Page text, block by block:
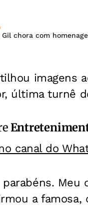
Gil chora com
imagens
última turnê
canal do
parabéns. Meu
a famosa,